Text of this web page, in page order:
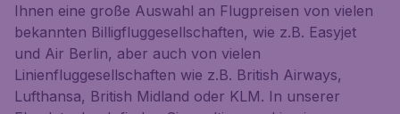
Ihnen eine große Auswahl an Flugpreisen von vielen
bekannten Billigfluggesellschaften, wie z.B. Easyjet
und Air Berlin, aber auch von vielen
Linienfluggesellschaften wie z.B. British Airways,
Lufthansa, British Midland oder KLM. In unserer